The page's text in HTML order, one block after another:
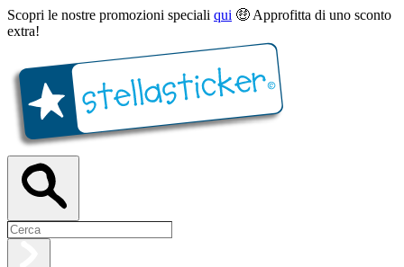
Scopri le nostre promozioni speciali qui 🤑 Approfitta di uno sconto
extra!